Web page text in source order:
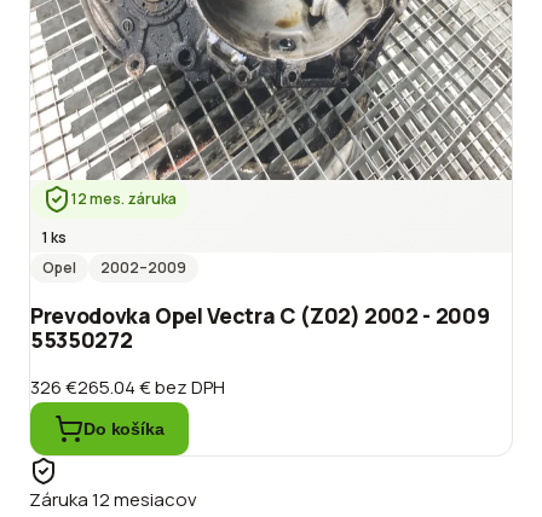
12 mes. záruka
1 ks
Opel
2002–2009
Prevodovka Opel Vectra C (Z02) 2002 - 2009
55350272
326 €265.04 €bez DPH
Do košíka
Záruka 12 mesiacov